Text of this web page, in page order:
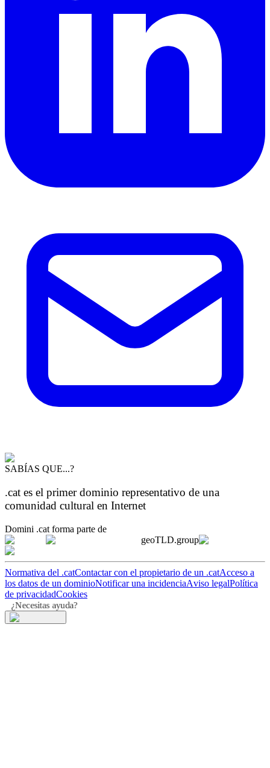
SABÍAS QUE...?
.cat es el primer dominio representativo de una
comunidad cultural en Internet
Domini .cat forma parte de
geoTLD.group
Normativa del .catContactar con el propietario de un .catAcceso a
los datos de un dominioNotificar una incidenciaAviso legalPolítica
de privacidadCookies
¿Necesitas ayuda?